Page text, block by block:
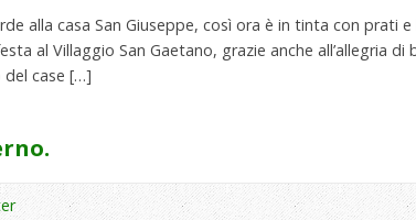
alla casa San Giuseppe, così ora è in tinta con prati
al Villaggio San Gaetano, grazie anche all’allegria
del case […]